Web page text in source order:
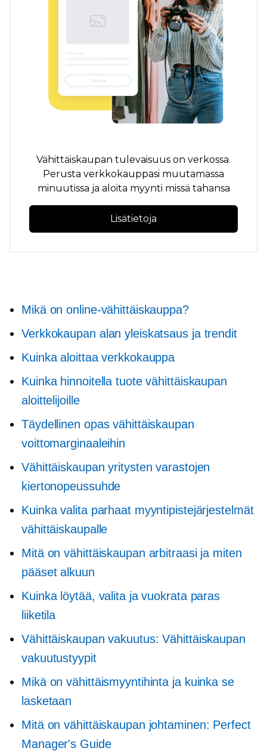
Vähittäiskaupan tulevaisuus on verkossa.
Perusta verkkokauppasi muutamassa
minuutissa ja aloita myynti missä tahansa
Lisätietoja
Mikä on online-vähittäiskauppa?
Verkkokaupan alan yleiskatsaus ja trendit
Kuinka aloittaa verkkokauppa
Kuinka hinnoitella tuote vähittäiskaupan
aloittelijoille
Täydellinen opas vähittäiskaupan
voittomarginaaleihin
Vähittäiskaupan yritysten varastojen
kiertonopeussuhde
Kuinka valita parhaat myyntipistejärjestelmät
vähittäiskaupalle
Mitä on vähittäiskaupan arbitraasi ja miten
pääset alkuun
Kuinka löytää, valita ja vuokrata paras
liiketila
Vähittäiskaupan vakuutus: Vähittäiskaupan
vakuutustyypit
Mikä on vähittäismyyntihinta ja kuinka se
lasketaan
Mitä on vähittäiskaupan johtaminen: Perfect
Manager's Guide